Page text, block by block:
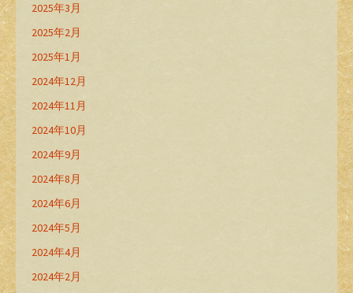
2025年3月
2025年2月
2025年1月
2024年12月
2024年11月
2024年10月
2024年9月
2024年8月
2024年6月
2024年5月
2024年4月
2024年2月